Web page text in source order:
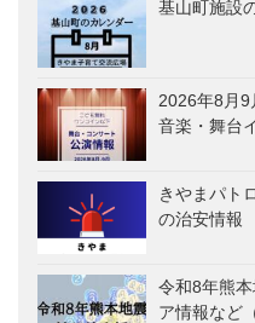
基山町施設
2026年8月9
音楽・舞台
きやまパト
の治安情報
令和8年熊
ア情報など